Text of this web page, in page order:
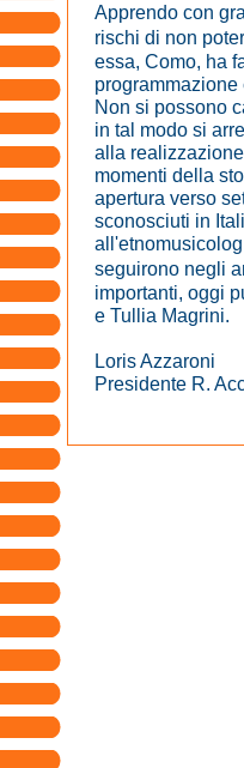
Apprendo con
rischi di non
essa, Como, ha
programmazione
Non si possono
in tal modo si
alla
momenti della
apertura verso
sconosciuti in
seguirono negli
importanti, oggi
e Tullia Magrini.
Loris Azzaroni
Presidente R.